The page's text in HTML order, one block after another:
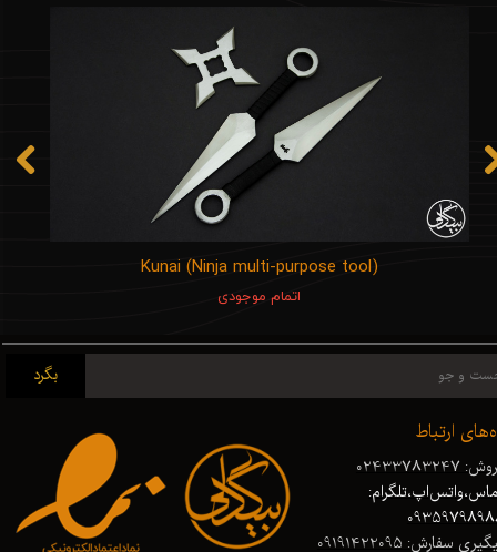
Kunai (Ninja multi-purpose tool)
اتمام موجودی
ارتباط
02433783247
سفارش: 09191422095
بگرد